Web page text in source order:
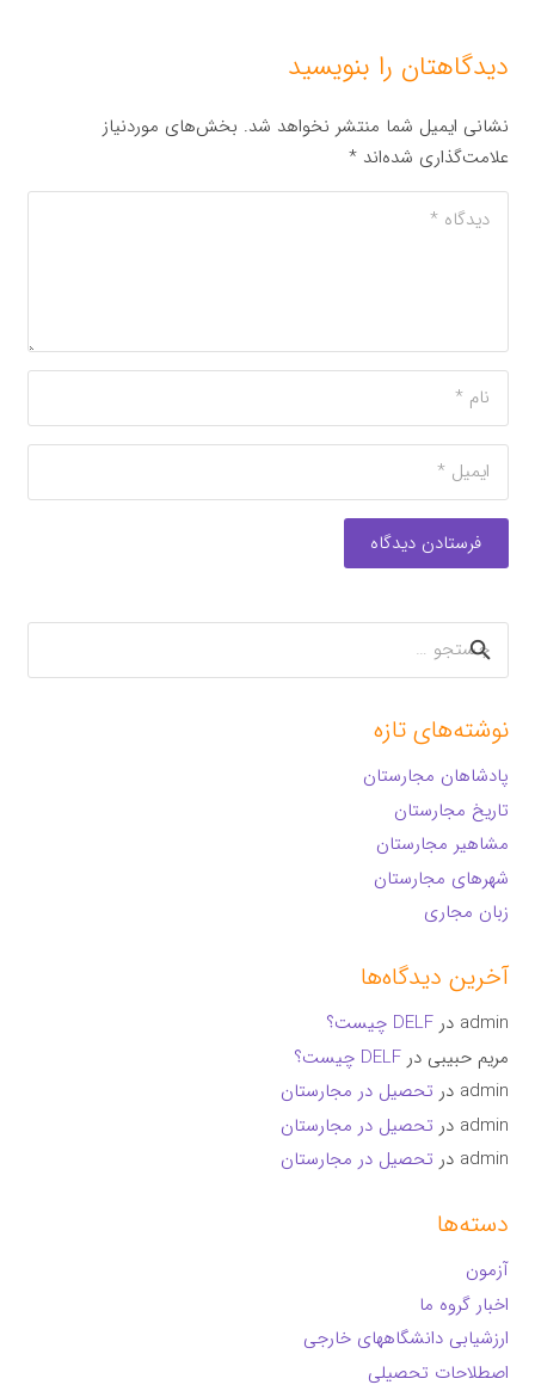
دیدگاهتان را بنویسید
نشانی ایمیل شما منتشر نخواهد شد. بخش‌های موردنیاز
علامت‌گذاری شده‌اند*
فرستادن دیدگاه
جستجو
برای:
نوشته‌های تازه
پادشاهان مجارستان
تاریخ مجارستان
مشاهیر مجارستان
شهرهای مجارستان
زبان مجاری
آخرین دیدگاه‌ها
admin درDELF چیست؟
مریم حبیبی درDELF چیست؟
admin در تحصیل در مجارستان
admin در تحصیل در مجارستان
admin در تحصیل در مجارستان
دسته‌ها
آزمون
اخبار گروه ما
ارزشیابی دانشگاههای خارجی
اصطلاحات تحصیلی